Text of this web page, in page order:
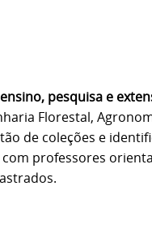
ensino, pesquisa e
Florestal,
de coleções e
professores